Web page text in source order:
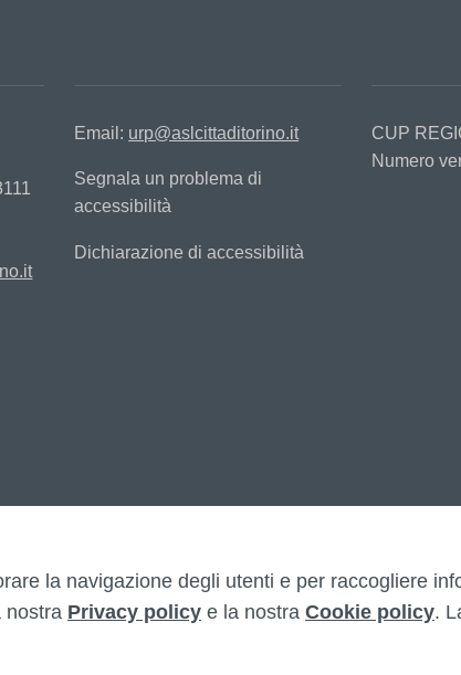
Email: urp@aslcittaditorino.it
Segnala un problema di
accessibilità
Dichiarazione di accessibilità
CUP
Numero
la navigazione degli utenti e per raccogliere
nostra Privacy policy e la nostra Cookie policy.